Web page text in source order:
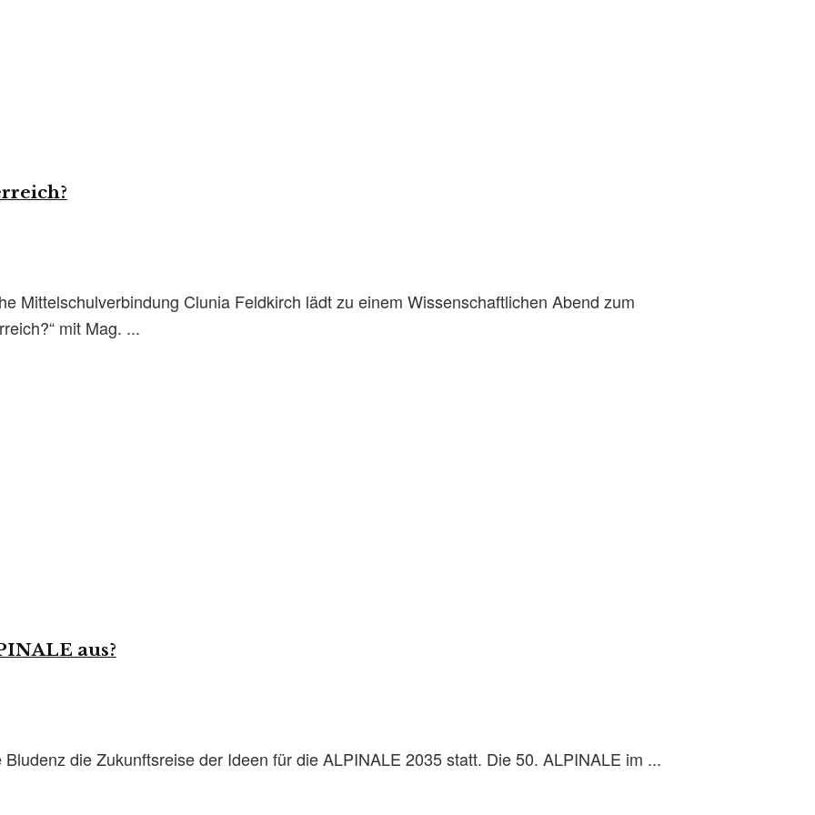
Mittelschulverbindung Clunia Feldkirch lädt zu einem Wissenschaftlichen Abend zum
mit Mag. ...
aus?
die Zukunftsreise der Ideen für die ALPINALE 2035 statt. Die 50. ALPINALE im ...